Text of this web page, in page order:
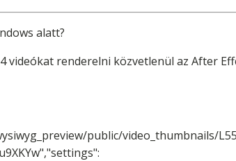
alatt?
renderelni közvetlenül az After
public/video_thumbnails/